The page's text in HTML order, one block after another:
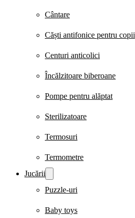
Cântare
Căști antifonice pentru copii
Centuri anticolici
Încălzitoare biberoane
Pompe pentru alăptat
Sterilizatoare
Termosuri
Termometre
Jucării
Puzzle-uri
Baby toys